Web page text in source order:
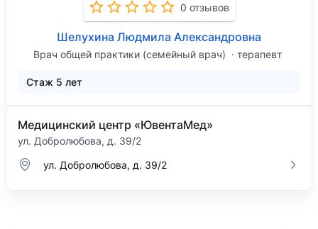
0 отзывов
Шелухина Людмила Александровна
Врач общей практики (семейный врач) терапевт
Стаж 5 лет
Медицинский центр «ЮвентаМед»
ул. Добролюбова, д. 39/2
ул. Добролюбова, д. 39/2